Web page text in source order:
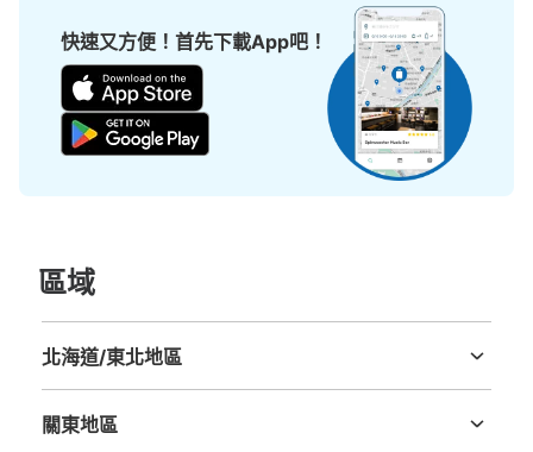
本日營業時間:07:00 〜 23:45
渋谷ヒカリエのスカイロビー2階のエレベーターホールに
あります。
可保管的行李數
大的:4/ ¥500中等的:3/ ¥400
付款方式
現金
快速又方便！首先下載App吧！
區域
北海道/東北地區
關東地區